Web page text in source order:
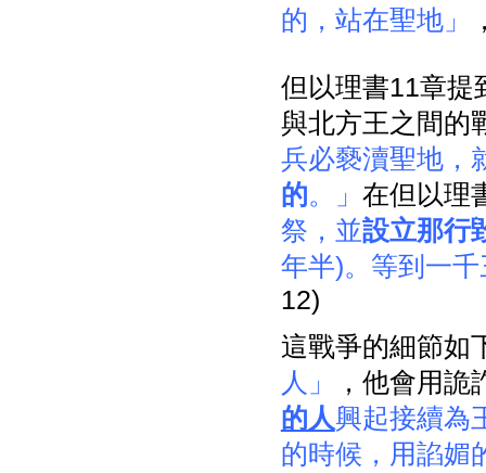
的，站在聖地」
但以理書11章提
與北方王之間的
兵必褻瀆聖地，
的。」 在但以理
祭，並設立那行
年半)。等到一
12)
這戰爭的細節如
人」
，他會用
的人興起接續為
的時候，用諂媚